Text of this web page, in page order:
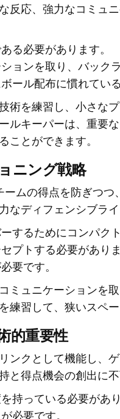
反応、強力なコミュ
る必要があります。
ョンを取り、バック
ール配布に慣れてい
術を練習し、小さな
ルキーパーは、重要
ことができます。
ニング戦略
ムの得点を防ぎつ
ディフェンシブラ
するためにコンパク
プトする必要がありま
要です。
ミュニケーションを
練習して、狭いスペ
的重要性
ンクとして機能し、
と得点機会の創出に不
持っている必要があり
必要です。